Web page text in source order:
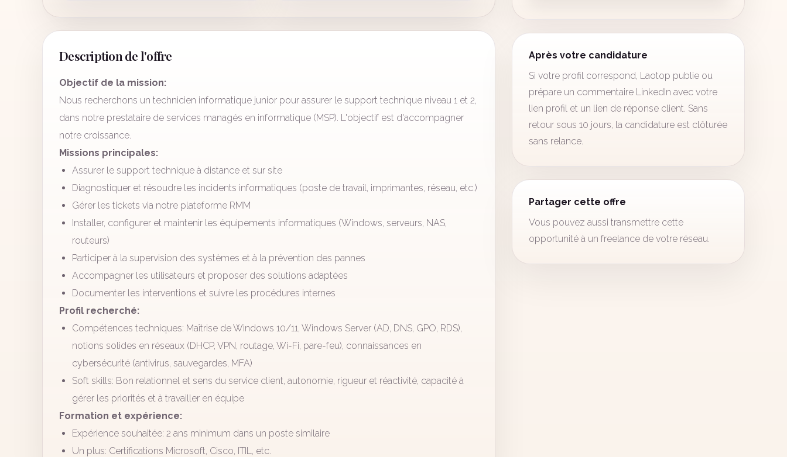
Description de l'offre
Objectif de la mission:
Nous recherchons un technicien informatique junior pour assurer le support technique niveau 1 et 2,
dans notre prestataire de services managés en informatique (MSP). L'objectif est d'accompagner
notre croissance.
Missions principales:
Assurer le support technique à distance et sur site
Diagnostiquer et résoudre les incidents informatiques (poste de travail, imprimantes, réseau, etc.)
Gérer les tickets via notre plateforme RMM
Installer, configurer et maintenir les équipements informatiques (Windows, serveurs, NAS,
routeurs)
Participer à la supervision des systèmes et à la prévention des pannes
Accompagner les utilisateurs et proposer des solutions adaptées
Documenter les interventions et suivre les procédures internes
Profil recherché:
Compétences techniques: Maîtrise de Windows 10/11, Windows Server (AD, DNS, GPO, RDS),
notions solides en réseaux (DHCP, VPN, routage, Wi-Fi, pare-feu), connaissances en
cybersécurité (antivirus, sauvegardes, MFA)
Soft skills: Bon relationnel et sens du service client, autonomie, rigueur et réactivité, capacité à
gérer les priorités et à travailler en équipe
Formation et expérience:
Expérience souhaitée: 2 ans minimum dans un poste similaire
Un plus: Certifications Microsoft, Cisco, ITIL, etc.
Après votre candidature
Si votre profil correspond, Laotop publie ou
prépare un commentaire LinkedIn avec votre
lien profil et un lien de réponse client. Sans
retour sous 10 jours, la candidature est clôturée
sans relance.
Partager cette offre
Vous pouvez aussi transmettre cette
opportunité à un freelance de votre réseau.